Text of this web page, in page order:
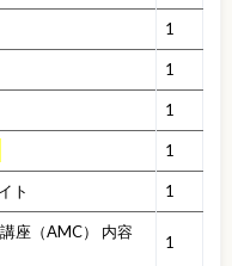
1
1
1
1
ト 1
座（AMC） 内容
1